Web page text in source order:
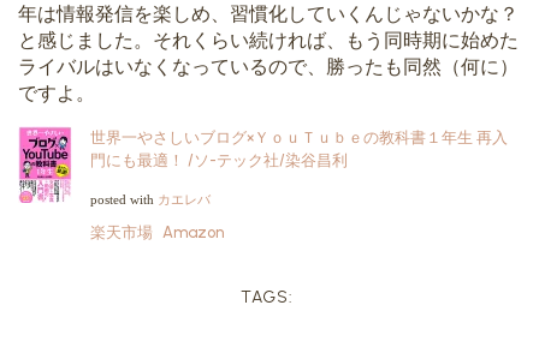
年は情報発信を楽しめ、習慣化していくんじゃないかな？
と感じました。それくらい続ければ、もう同時期に始めた
ライバルはいなくなっているので、勝ったも同然（何に）
ですよ。
世界一やさしいブログ×ＹｏｕＴｕｂｅの教科書１年生 再入
門にも最適！ /ソ-テック社/染谷昌利
posted with カエレバ
楽天市場 Amazon
TAGS: